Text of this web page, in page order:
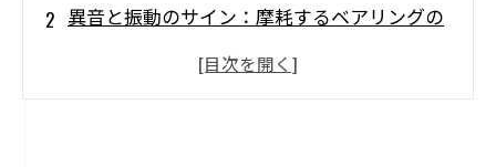
異音と振動のサイン：摩耗するベアリングの
現場でできる！摩耗ベアリングの簡単診断法